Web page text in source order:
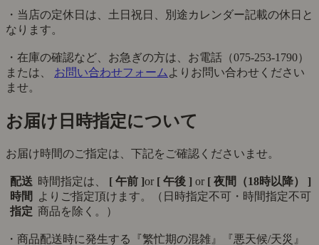
・当店の定休日は、土日祝日、別途カレンダー記載の休日と
なります。
・在庫の確認など、お急ぎの方は、お電話（075-253-1790）
または、 お問い合わせフォーム よりお問い合わせください
ませ。
お届け日時指定について
お届け時間のご指定は、下記をご確認くださいませ。
配送
時間
指定
時間指定は、 [ 午前 ]or [ 午後 ] or [ 夜間（18時以降） ]
よりご指定頂けます。（日時指定不可・時間指定不可
商品を除く。）
・商品配送時に発生する『繁忙期の混雑』『悪天候/天災』